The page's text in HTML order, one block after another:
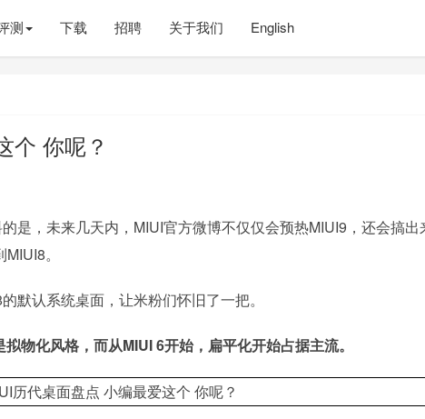
测 下载 招聘 关于我们 English
个 你呢？
是，未来几天内，MIUI官方微博不仅仅会预热MIUI9，还会搞出
。
默认系统桌面，让米粉们怀旧了一把。
物化风格，而从MIUI 6开始，扁平化开始占据主流。